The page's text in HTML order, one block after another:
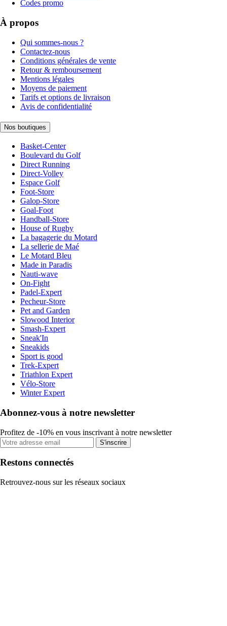
Codes promo
À propos
Qui sommes-nous ?
Contactez-nous
Conditions générales de vente
Retour & remboursement
Mentions légales
Moyens de paiement
Tarifs et options de livraison
Avis de confidentialité
Nos boutiques
Basket-Center
Boulevard du Golf
Direct Running
Direct-Volley
Espace Golf
Foot-Store
Galop-Store
Goal-Foot
Handball-Store
House of Rugby
La bagagerie du Motard
La sellerie de Maé
Le Motard Bleu
Made in Paradis
Nauti-wave
On-Fight
Padel-Expert
Pecheur-Store
Pet and Garden
Slowood Interior
Smash-Expert
Sneak'In
Sneakids
Sport is good
Trek-Expert
Triathlon Expert
Vélo-Store
Winter Expert
Abonnez-vous à notre newsletter
Profitez de -10% en vous inscrivant à notre newsletter
S'inscrire
Restons connectés
Retrouvez-nous sur les réseaux sociaux